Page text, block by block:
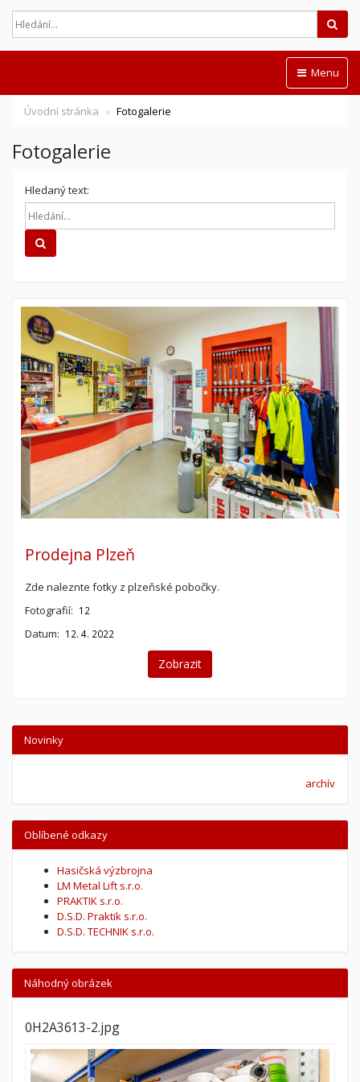
Menu
Úvodní stránka Fotogalerie
Fotogalerie
Hledaný text:
Prodejna Plzeň
Zde naleznte fotky z plzeňské pobočky.
Fotografií: 12
Datum: 12. 4. 2022
Zobrazit
Novinky
archív
Oblíbené odkazy
Hasičská výzbrojna
LM Metal Lift s.r.o.
PRAKTIK s.r.o.
D.S.D. Praktik s.r.o.
D.S.D. TECHNIK s.r.o.
Náhodný obrázek
0H2A3613-2.jpg